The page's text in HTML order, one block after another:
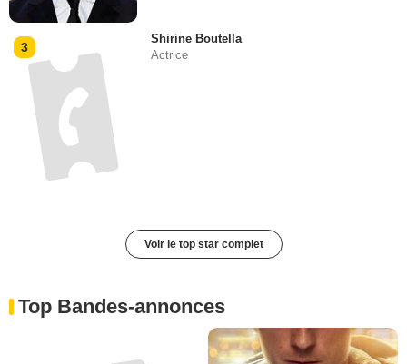
3
Shirine Boutella
Actrice
Voir le top star complet
Top Bandes-annonces